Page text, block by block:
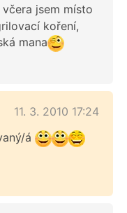
včera jsem místo
koření,
mana
11. 3. 2010 17:24
á